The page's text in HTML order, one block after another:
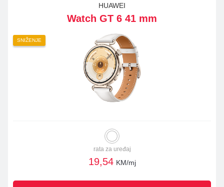
HUAWEI
Watch GT 6 41 mm
SNIŽENJE
rata za uređaj
19,54 KM/mj